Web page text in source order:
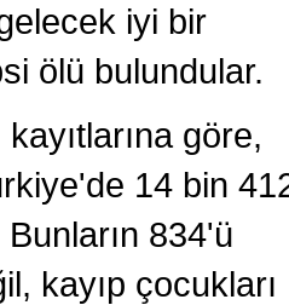
iyi bir
ölü bulundular.
göre,
14 bin
834'ü
kayıp çocukları